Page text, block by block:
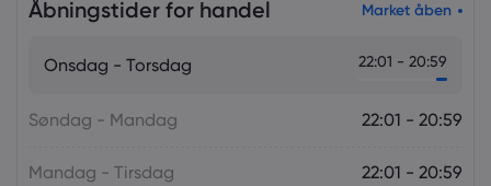
Åbningstider for handel Market åben
Onsdag - Torsdag 22:01 - 20:59
Søndag - Mandag 22:01 - 20:59
Mandag - Tirsdag 22:01 - 20:59